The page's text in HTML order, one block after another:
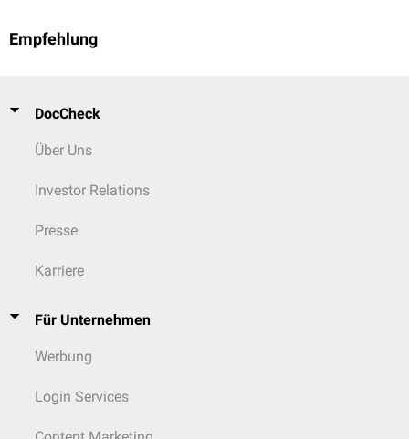
Empfehlung
DocCheck
Über Uns
Investor Relations
Presse
Karriere
Für Unternehmen
Werbung
Login Services